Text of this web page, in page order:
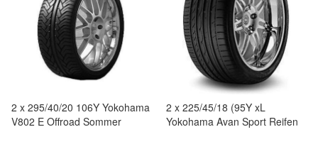
2 x 295/40/20 106Y Yokohama
V802 E Offroad Sommer
2 x 225/45/18 (95Y xL
Yokohama Avan Sport Reifen